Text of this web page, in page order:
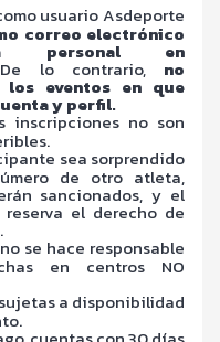
usuario Asdeporte
correo electrónico
personal en
lo contrario, no
eventos en que
y perfil.
inscripciones no son
sea sorprendido
de otro atleta,
sancionados, y el
el derecho de
se hace responsable
en centros NO
a disponibilidad